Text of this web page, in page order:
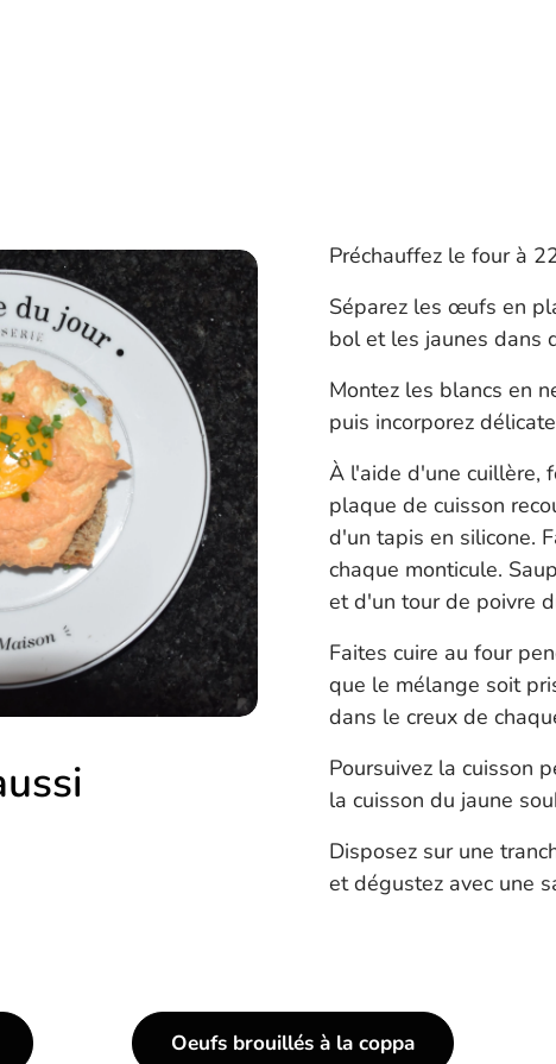
Préchauffez le four à
Séparez les œufs en
bol et les jaunes dans
Montez les blancs en
puis incorporez
À l'aide d'une cuillère,
plaque de cuisson
d'un tapis en silicone.
chaque monticule.
et d'un tour de poivre
Faites cuire au four
que le mélange soit
dans le creux de
Poursuivez la cuisson
la cuisson du jaune
Disposez sur une
et dégustez avec une
Oeufs brouillés à la coppa